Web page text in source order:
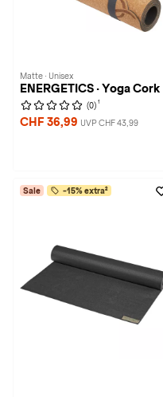
Matte · Unisex
ENERGETICS · Yoga Cork
(0) 1
CHF 36,99 UVP CHF 43,99
Sale -15% extra²